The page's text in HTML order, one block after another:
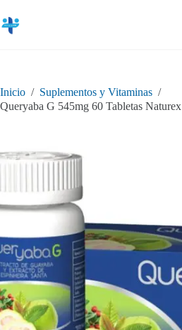
al
contenido
Inicio / Suplementos y Vitaminas /
Queryaba G 545mg 60 Tabletas Naturex